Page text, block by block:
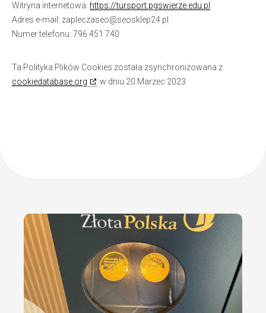
Witryna internetowa: https://tursport.pgswierze.edu.pl
Adres e-mail: lp.42pelksoes@oesazcelpaz
Numer telefonu: 796 451 740
Ta Polityka Plików Cookies została zsynchronizowana z
cookiedatabase.org
w dniu 20 Marzec 2023